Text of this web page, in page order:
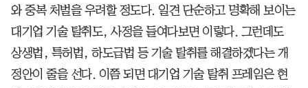
와 중복 처벌을 우려할 정도다. 일견 단순하고 명확해 보이는
대기업 기술 탈취도, 사정을 들여다보면 이렇다. 그런데도
상생법, 특허법, 하도급법 등 기술 탈취를 해결하겠다는 개
정안이 줄을 선다. 이쯤 되면 대기업 기술 탈취 프레임은 현